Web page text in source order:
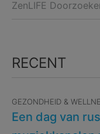
RECENT
GEZONDHEID &
Een dag van